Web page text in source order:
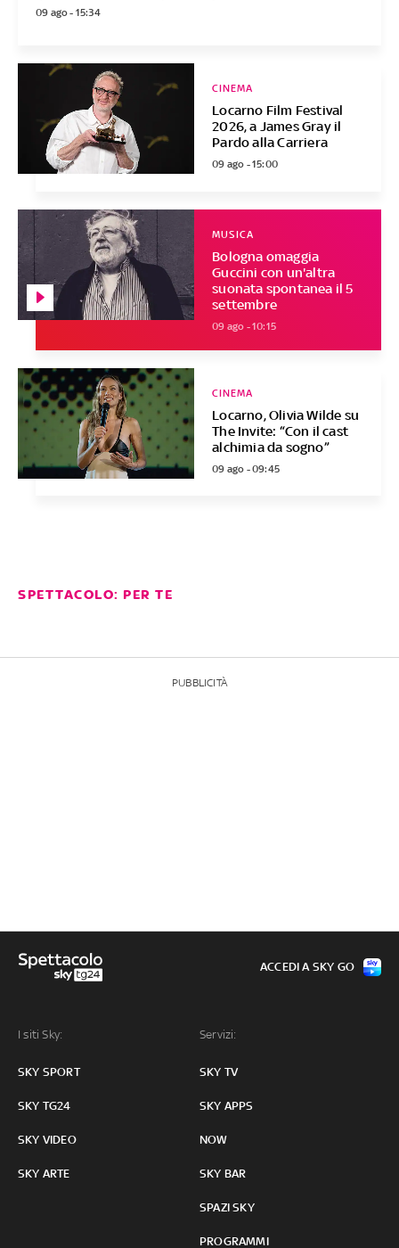
09 ago - 15:34
Locarno Film Festival
2026, a James Gray il
Pardo alla Carriera
CINEMA
09 ago - 15:00
Bologna omaggia
Guccini con un'altra
suonata spontanea il 5
settembre
MUSICA
09 ago - 10:15
Locarno, Olivia Wilde su
The Invite: “Con il cast
alchimia da sogno”
CINEMA
09 ago - 09:45
SPETTACOLO: PER TE
PUBBLICITÀ
I siti Sky:
SKY SPORT
SKY TG24
SKY VIDEO
SKY ARTE
Servizi:
SKY TV
SKY APPS
NOW
SKY BAR
SPAZI SKY
PROGRAMMI
ACCEDI A SKY GO